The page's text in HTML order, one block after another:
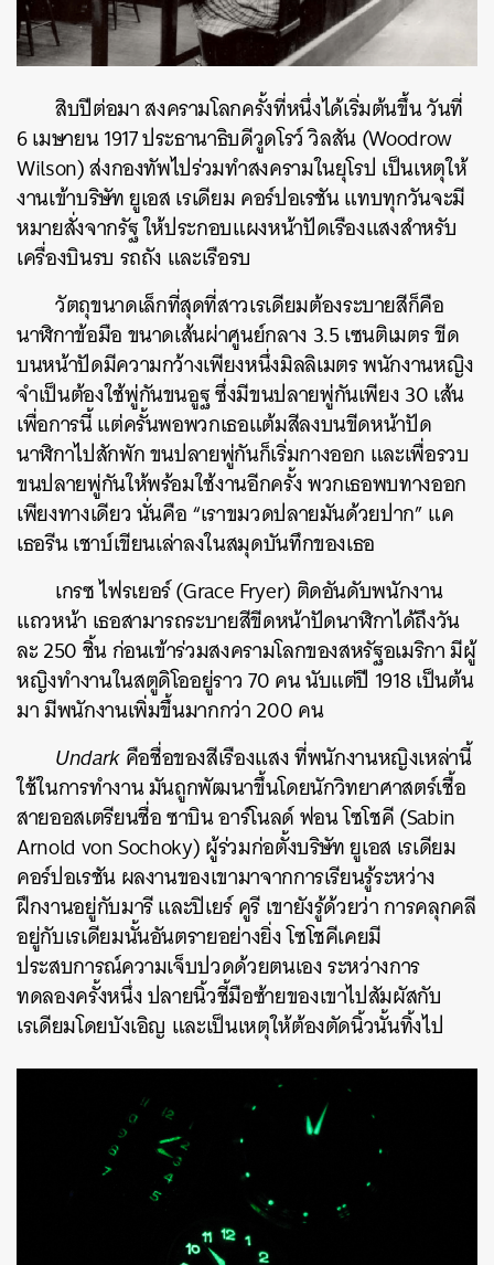
สิบปีต่อมา สงครามโลกครั้งที่หนึ่งได้เริ่มต้นขึ้น วันที่
6 เมษายน 1917 ประธานาธิบดีวูดโรว์ วิลสัน (Woodrow
Wilson) ส่งกองทัพไปร่วมทำสงครามในยุโรป เป็นเหตุให้
งานเข้าบริษัท ยูเอส เรเดียม คอร์ปอเรชัน แทบทุกวันจะมี
หมายสั่งจากรัฐ ให้ประกอบแผงหน้าปัดเรืองแสงสำหรับ
เครื่องบินรบ รถถัง และเรือรบ
วัตถุขนาดเล็กที่สุดที่สาวเรเดียมต้องระบายสีก็คือ
นาฬิกาข้อมือ ขนาดเส้นผ่าศูนย์กลาง 3.5 เซนติเมตร ขีด
บนหน้าปัดมีความกว้างเพียงหนึ่งมิลลิเมตร พนักงานหญิง
จำเป็นต้องใช้พู่กันขนอูฐ ซึ่งมีขนปลายพู่กันเพียง 30 เส้น
เพื่อการนี้ แต่ครั้นพอพวกเธอแต้มสีลงบนขีดหน้าปัด
นาฬิกาไปสักพัก ขนปลายพู่กันก็เริ่มกางออก และเพื่อรวบ
ขนปลายพู่กันให้พร้อมใช้งานอีกครั้ง พวกเธอพบทางออก
เพียงทางเดียว นั่นคือ “เราขมวดปลายมันด้วยปาก” แค
เธอรีน เชาบ์เขียนเล่าลงในสมุดบันทึกของเธอ
เกรซ ไฟรเยอร์ (Grace Fryer) ติดอันดับพนักงาน
แถวหน้า เธอสามารถระบายสีขีดหน้าปัดนาฬิกาได้ถึงวัน
ละ 250 ชิ้น ก่อนเข้าร่วมสงครามโลกของสหรัฐอเมริกา มีผู้
หญิงทำงานในสตูดิโออยู่ราว 70 คน นับแต่ปี 1918 เป็นต้น
มา มีพนักงานเพิ่มขึ้นมากกว่า 200 คน
Undarkคือชื่อของสีเรืองแสง ที่พนักงานหญิงเหล่านี้
ใช้ในการทำงาน มันถูกพัฒนาขึ้นโดยนักวิทยาศาสตร์เชื้อ
สายออสเตรียนชื่อ ซาบิน อาร์โนลด์ ฟอน โซโชคี (Sabin
Arnold von Sochoky) ผู้ร่วมก่อตั้งบริษัท ยูเอส เรเดียม
คอร์ปอเรชัน ผลงานของเขามาจากการเรียนรู้ระหว่าง
ฝึกงานอยู่กับมารี และปิเยร์ คูรี เขายังรู้ด้วยว่า การคลุกคลี
อยู่กับเรเดียมนั้นอันตรายอย่างยิ่ง โซโชคีเคยมี
ประสบการณ์ความเจ็บปวดด้วยตนเอง ระหว่างการ
ทดลองครั้งหนึ่ง ปลายนิ้วชี้มือซ้ายของเขาไปสัมผัสกับ
เรเดียมโดยบังเอิญ และเป็นเหตุให้ต้องตัดนิ้วนั้นทิ้งไป